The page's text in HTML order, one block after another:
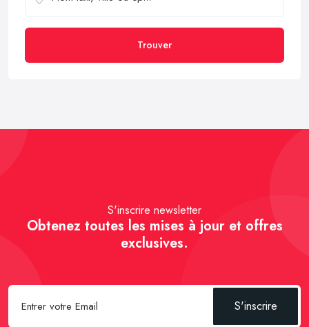
Trouver
S'inscrire newsletter
Obtenez toutes les mises à jour et offres
exclusives.
S'inscrire